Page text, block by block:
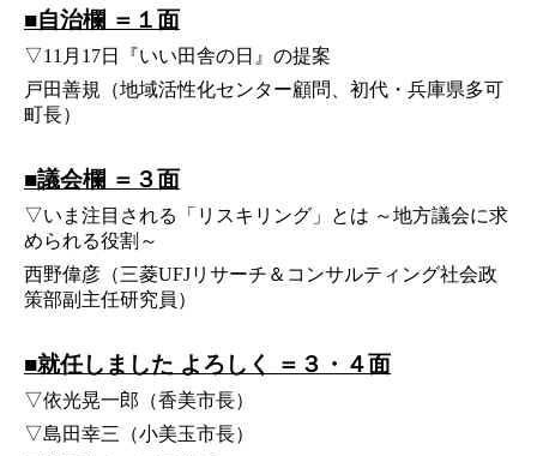
■自治欄 ＝１面
▽11月17日『いい田舎の日』の提案
戸田善規（地域活性化センター顧問、初代・兵庫県多可
町長）
■議会欄 ＝３面
▽いま注目される「リスキリング」とは ～地方議会に求
められる役割～
西野偉彦（三菱UFJリサーチ＆コンサルティング社会政
策部副主任研究員）
■就任しました よろしく ＝３・４面
▽依光晃一郎（香美市長）
▽島田幸三（小美玉市長）